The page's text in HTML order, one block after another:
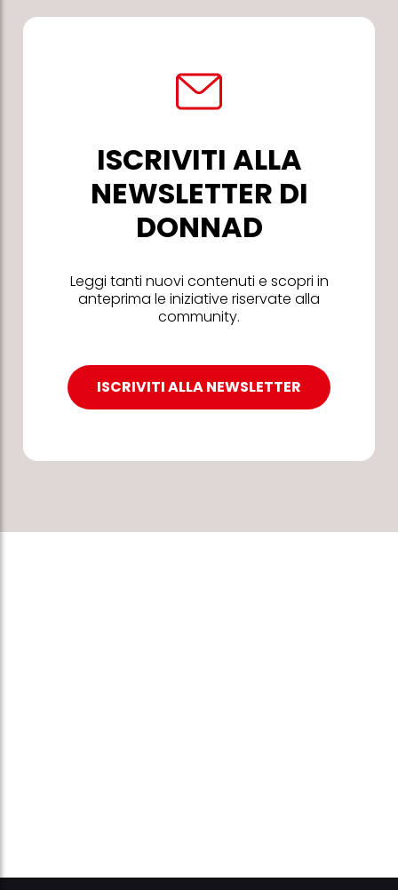
ISCRIVITI ALLA
NEWSLETTER DI
DONNAD
Leggi tanti nuovi contenuti e scopri in
anteprima le iniziative riservate alla
community.
ISCRIVITI ALLA NEWSLETTER